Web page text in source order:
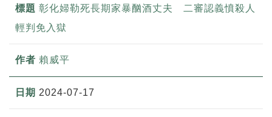
彰化婦勒死長期家暴酗酒丈夫 二審認義憤殺人
輕判免入獄
賴威平
2024-07-17